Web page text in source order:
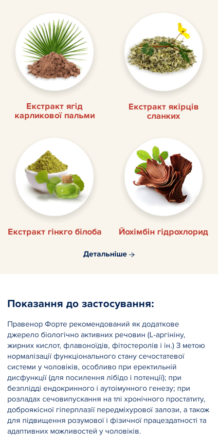
Екстракт ягід
карликової пальми
Екстракт якірців
сланких
Екстракт гінкго білоба Йохімбін гідрохлорид
Детальніше
Показання до застосування:
Правенор Форте рекомендований як додаткове
джерело біологічно активних речовин (L-аргініну,
жирних кислот, флавоноїдів, фітостеролів і ін.) З метою
нормалізації функціонального стану сечостатевої
системи у чоловіків, особливо при еректильній
дисфункції (для посилення лібідо і потенції); при
безплідді ендокринного і аутоімунного генезу; при
розладах сечовипускання на тлі хронічного простатиту,
доброякісної гіперплазії передміхурової залози, а також
для підвищення розумової і фізичної працездатності та
адаптивних можливостей у чоловіків.